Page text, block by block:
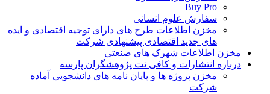
Buy Pro
سفارش علوم انسانی
مخزن اطلاعات طرح های دارای توجیه اقتصادی و ایده
های جدید اقتصادی پیشنهادی شرکت
مخزن اطلاعات شهرک های صنعتی
درباره انتشارات و کافی نت پژوهشگران پارسه
مخزن پروژه ها و پایان نامه های دانشجویی آماده
شرکت